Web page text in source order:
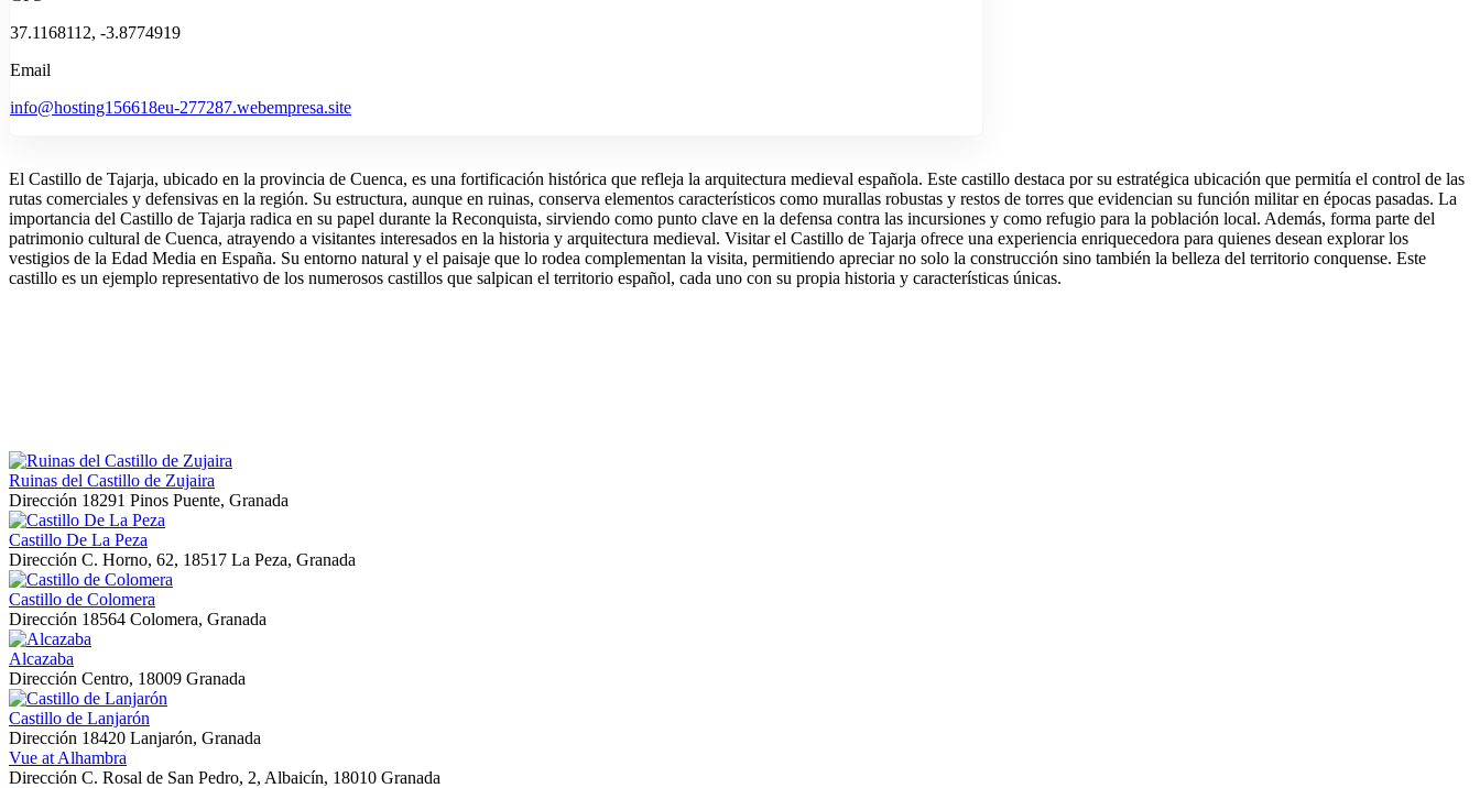
37.1168112, -3.8774919
Email
info@hosting156618eu-277287.webempresa.site
El Castillo de Tajarja, ubicado en la provincia de Cuenca, es una fortificación histórica que refleja la arquitectura medieval española. Este castillo destaca por su estratégica ubicación que permitía el control de las
rutas comerciales y defensivas en la región. Su estructura, aunque en ruinas, conserva elementos característicos como murallas robustas y restos de torres que evidencian su función militar en épocas pasadas. La
importancia del Castillo de Tajarja radica en su papel durante la Reconquista, sirviendo como punto clave en la defensa contra las incursiones y como refugio para la población local. Además, forma parte del
patrimonio cultural de Cuenca, atrayendo a visitantes interesados en la historia y arquitectura medieval. Visitar el Castillo de Tajarja ofrece una experiencia enriquecedora para quienes desean explorar los
vestigios de la Edad Media en España. Su entorno natural y el paisaje que lo rodea complementan la visita, permitiendo apreciar no solo la construcción sino también la belleza del territorio conquense. Este
castillo es un ejemplo representativo de los numerosos castillos que salpican el territorio español, cada uno con su propia historia y características únicas.
Ruinas del Castillo de Zujaira
Dirección 18291 Pinos Puente, Granada
Castillo De La Peza
Dirección C. Horno, 62, 18517 La Peza, Granada
Castillo de Colomera
Dirección 18564 Colomera, Granada
Alcazaba
Dirección Centro, 18009 Granada
Castillo de Lanjarón
Dirección 18420 Lanjarón, Granada
Vue at Alhambra
Dirección C. Rosal de San Pedro, 2, Albaicín, 18010 Granada